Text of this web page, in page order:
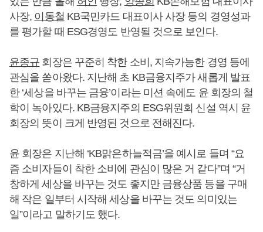
사장, 이동철 KB국민카드 대표이사 사장 등의 경영성과
를 평가할 때 ESG경영도 반영될 것으로 보인다.
윤종규 회장은 꾸준히 착한 소비, 지속가능한 경영 등에
관심을 쏟아왔다. 지난해 초 KB금융지주가 새롭게 발표
한 ‘세상을 바꾸는 금융’이라는 미션 속에도 윤 회장의 철
학이 녹아있다. KB금융지주의 ESG위원회 신설 역시 윤
회장의 뜻이 크게 반영된 것으로 전해진다.
윤 회장은 지난해 ‘KB맑은하늘적금’을 예시로 들며 “요
즘 소비자들이 착한 소비에 관심이 많은 거 같다”며 “거
창하게 세상을 바꾸는 것도 좋지만 금융상품 등을 구매
해 작은 일부터 시작해 세상을 바꾸는 것도 의미있는
일”이라고 말하기도 했다.